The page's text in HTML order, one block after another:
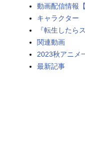
動画配信情報【
キャラクター
『転生したら
関連動画
2023秋アニメ
最新記事